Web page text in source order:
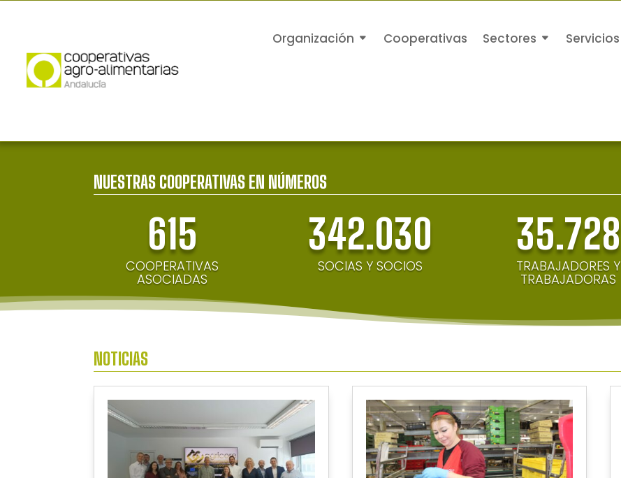
Organización Cooperativas Sectores Servicios
NUESTRAS COOPERATIVAS EN NÚMEROS
615
COOPERATIVAS
ASOCIADAS
342.030
SOCIAS Y SOCIOS
35.728
TRABAJADORES Y
TRABAJADORAS
NOTICIAS